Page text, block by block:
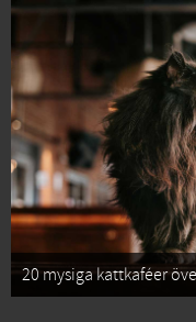
20 mysiga kattkaféer